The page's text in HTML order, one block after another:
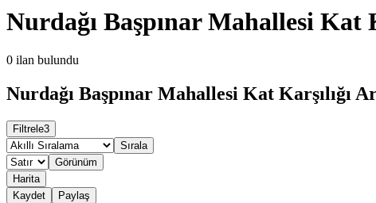
Nurdağı Başpınar Mahallesi Kat
0 ilan bulundu
Nurdağı Başpınar Mahallesi Kat Karşılığı
Filtrele3
Sırala
Görünüm
Harita
Kaydet
Paylaş